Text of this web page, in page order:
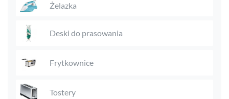
Żelazka
Deski do prasowania
Frytkownice
Tostery